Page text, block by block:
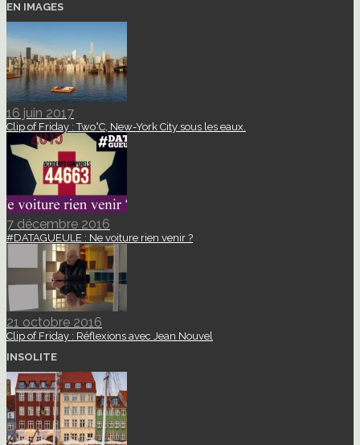
EN IMAGES
16 juin 2017
Clip of Friday : Two°C, New-York City sous les eaux.
7 décembre 2016
#DATAGUEULE : Ne voiture rien venir ?
21 octobre 2016
Clip of Friday : Réflexions avec Jean Nouvel
INSOLITE